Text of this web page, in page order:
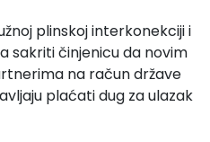
plinskoj interkonekciji i
sakriti činjenicu da novim
na račun države
plaćati dug za ulazak